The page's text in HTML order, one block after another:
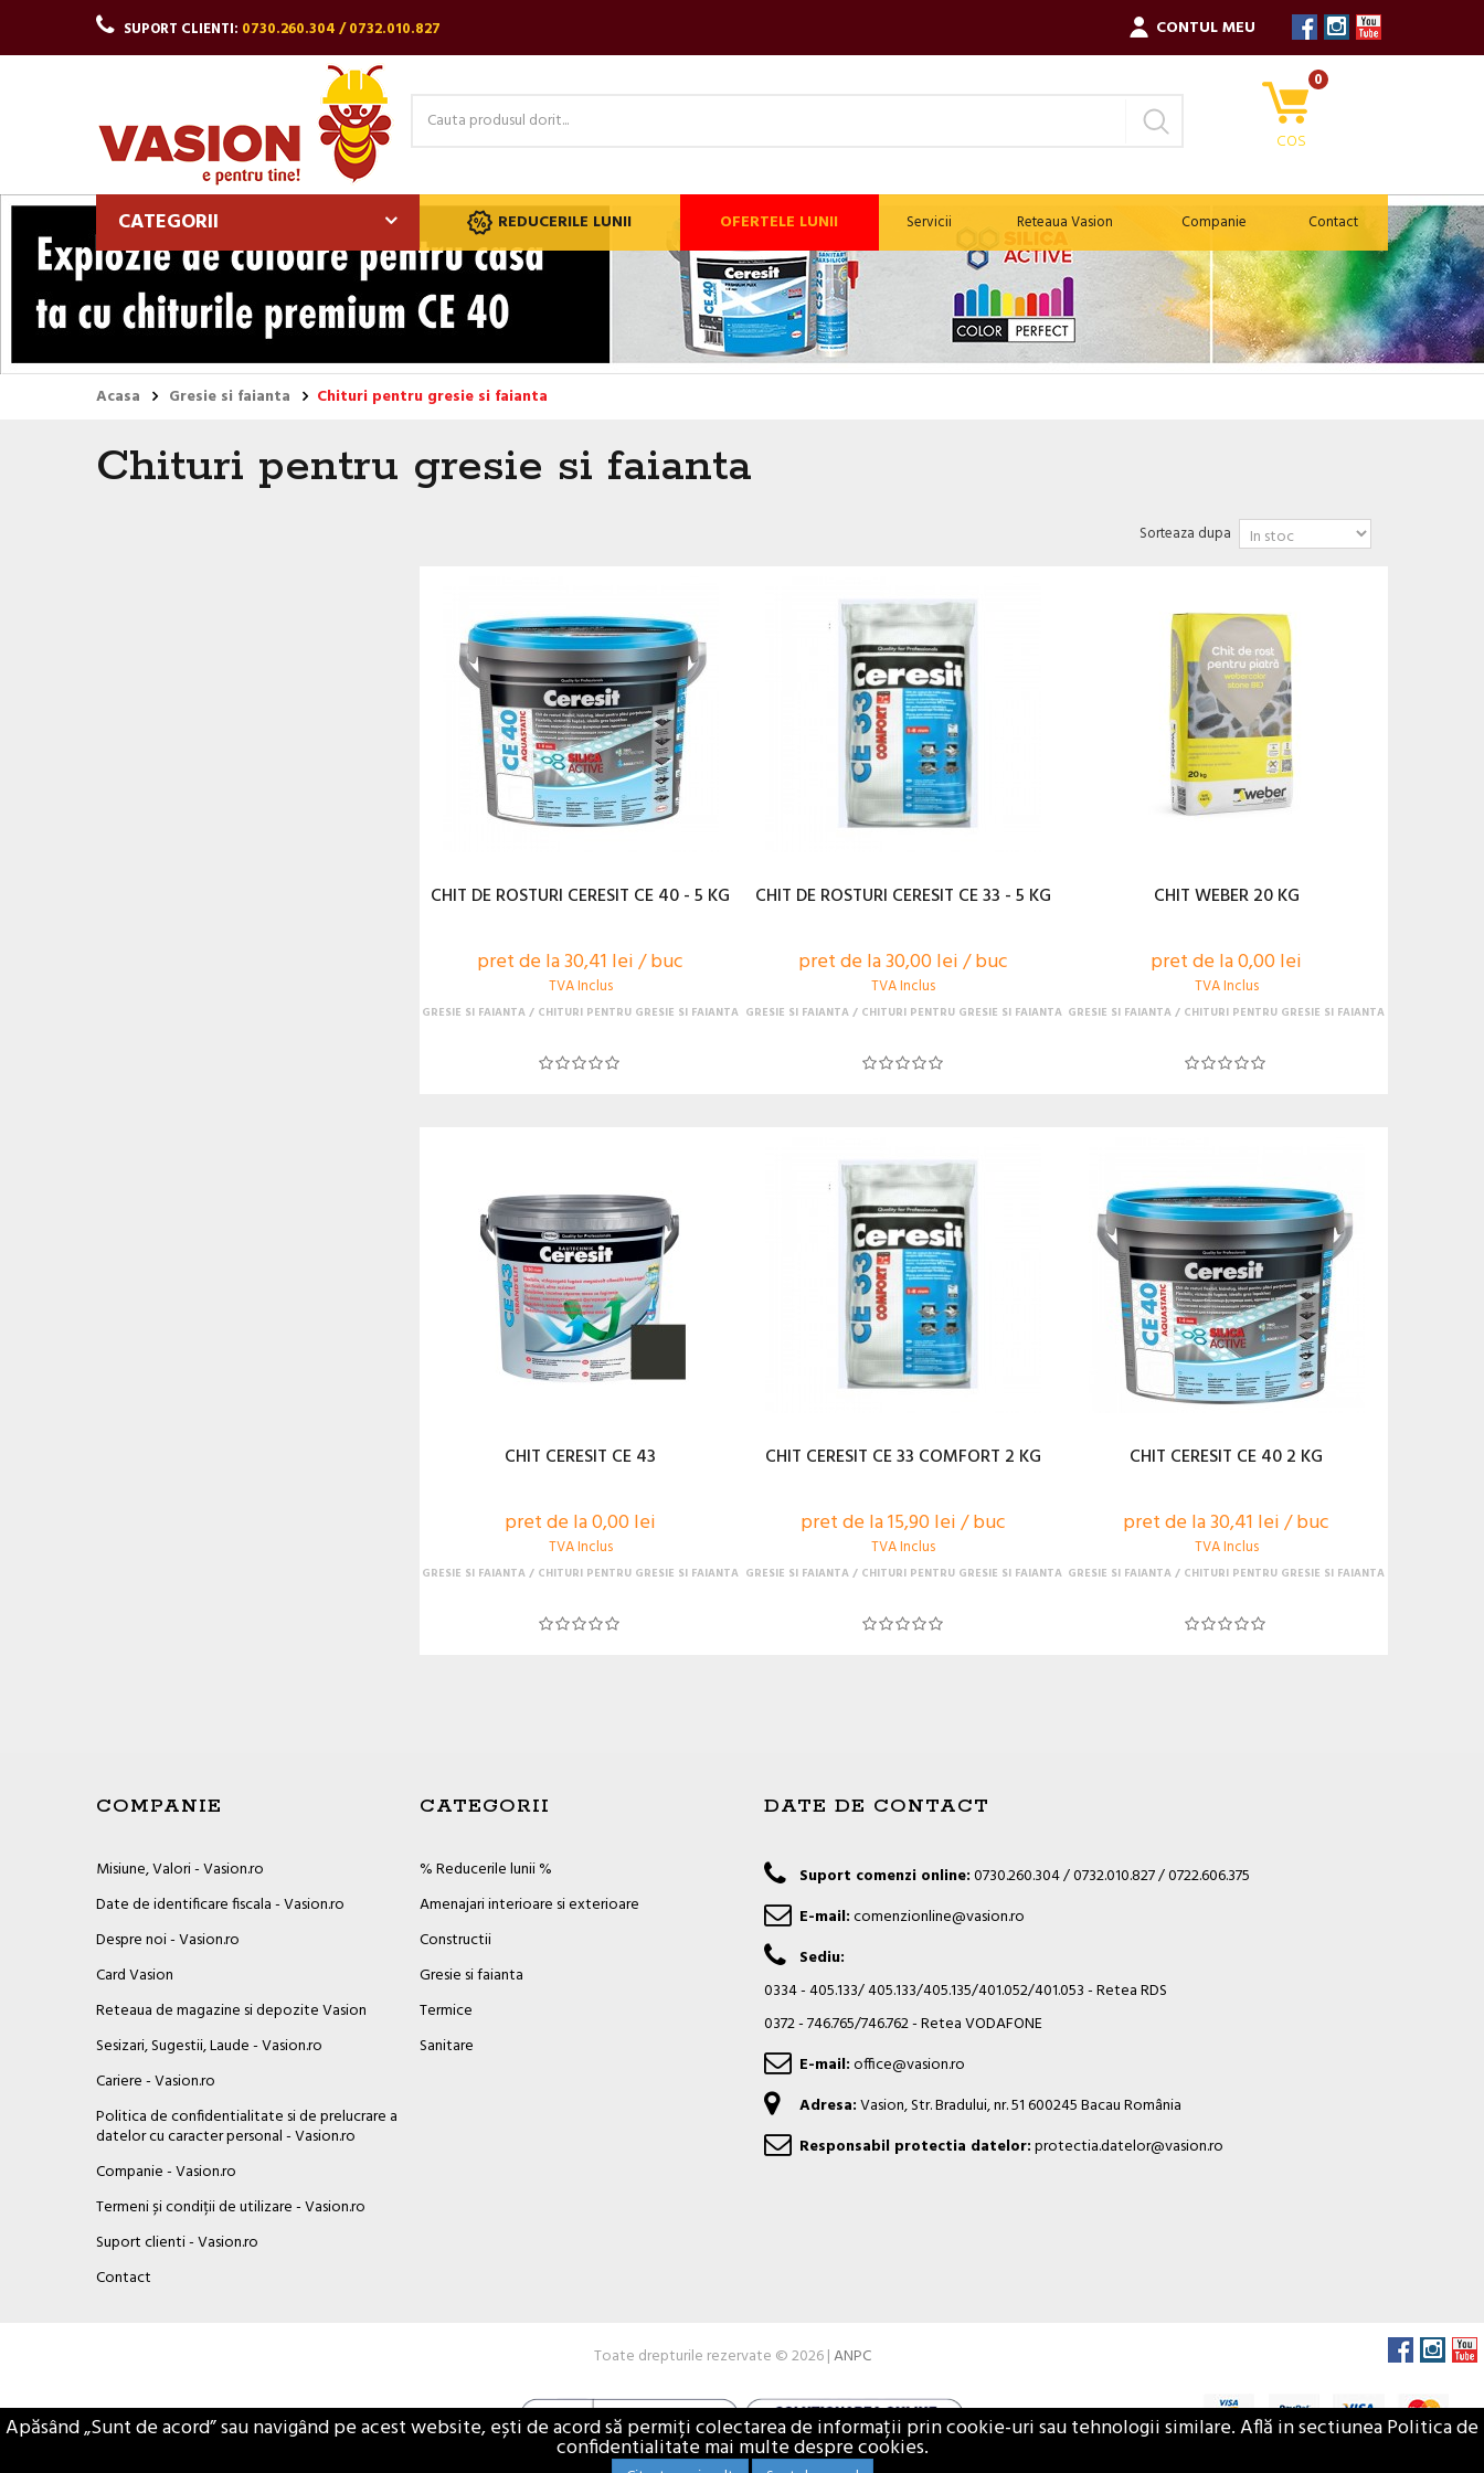
SUPORT CLIENTI: 0730.260.304 / 0732.010.827 CONTUL MEU
0
COS
CATEGORII REDUCERILE LUNII OFERTELE LUNII Servicii Reteaua Vasion Companie Contact
Acasa Gresie si faianta Chituri pentru gresie si faianta
Chituri pentru gresie si faianta
Sorteaza dupa
CHIT DE ROSTURI CERESIT CE 40 - 5 KG
pret de la 30,41 lei / buc
TVA Inclus
GRESIE SI FAIANTA CHITURI PENTRU GRESIE SI FAIANTA
CHIT DE ROSTURI CERESIT CE 33 - 5 KG
pret de la 30,00 lei / buc
TVA Inclus
GRESIE SI FAIANTA CHITURI PENTRU GRESIE SI FAIANTA
CHIT WEBER 20 KG
pret de la 0,00 lei
TVA Inclus
GRESIE SI FAIANTA CHITURI PENTRU GRESIE SI FAIANTA
CHIT CERESIT CE 43
pret de la 0,00 lei
TVA Inclus
GRESIE SI FAIANTA CHITURI PENTRU GRESIE SI FAIANTA
CHIT CERESIT CE 33 COMFORT 2 KG
pret de la 15,90 lei / buc
TVA Inclus
GRESIE SI FAIANTA CHITURI PENTRU GRESIE SI FAIANTA
CHIT CERESIT CE 40 2 KG
pret de la 30,41 lei / buc
TVA Inclus
GRESIE SI FAIANTA CHITURI PENTRU GRESIE SI FAIANTA
COMPANIE
Misiune, Valori - Vasion.ro
Date de identificare fiscala - Vasion.ro
Despre noi - Vasion.ro
Card Vasion
Reteaua de magazine si depozite Vasion
Sesizari, Sugestii, Laude - Vasion.ro
Cariere - Vasion.ro
Politica de confidentialitate si de prelucrare a
datelor cu caracter personal - Vasion.ro
Companie - Vasion.ro
Termeni și condiții de utilizare - Vasion.ro
Suport clienti - Vasion.ro
Contact
CATEGORII
% Reducerile lunii %
Amenajari interioare si exterioare
Constructii
Gresie si faianta
Termice
Sanitare
DATE DE CONTACT
Suport comenzi online:0730.260.304 / 0732.010.827 / 0722.606.375
E-mail:comenzionline@vasion.ro
Sediu:
0334 - 405.133/ 405.133/405.135/401.052/401.053 - Retea RDS
0372 - 746.765/746.762 - Retea VODAFONE
E-mail:office@vasion.ro
Adresa:Vasion, Str. Bradului, nr. 51 600245 Bacau România
Responsabil protectia datelor:protectia.datelor@vasion.ro
Toate drepturile rezervate © 2026 |ANPC
Apăsând „Sunt de acord” sau navigând pe acest website, ești de acord să permiți colectarea de informații prin cookie-uri sau tehnologii similare. Află in sectiunea Politica de
confidentialitate mai multe despre cookies.